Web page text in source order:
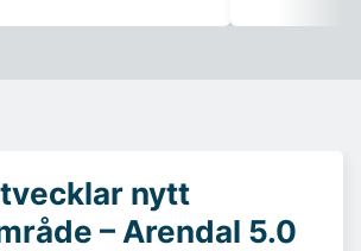
nytt
– Arendal 5.0